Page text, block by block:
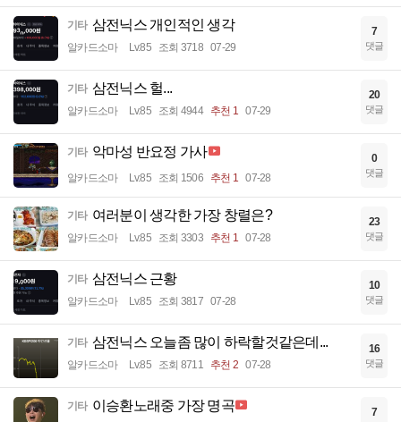
기타 삼전닉스 개인적인 생각
알카드소마 Lv.85 조회 3718 07-29
7
댓글
기타 삼전닉스 헐...
알카드소마 Lv.85 조회 4944 추천 1 07-29
20
댓글
기타 악마성 반요정 가사
알카드소마 Lv.85 조회 1506 추천 1 07-28
0
댓글
기타 여러분이 생각한 가장 창렬은?
알카드소마 Lv.85 조회 3303 추천 1 07-28
23
댓글
기타 삼전닉스 근황
알카드소마 Lv.85 조회 3817 07-28
10
댓글
기타 삼전닉스 오늘좀 많이 하락할것같은데...
알카드소마 Lv.85 조회 8711 추천 2 07-28
16
댓글
기타 이승환노래중 가장 명곡 7